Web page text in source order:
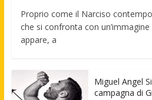
Proprio come il Narciso
che si confronta con
appare, a
Miguel Angel
campagna di